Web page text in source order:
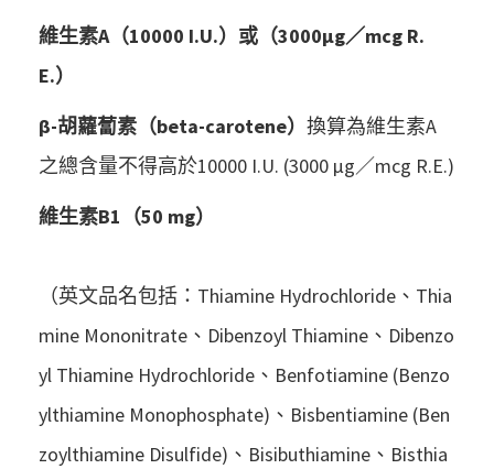
維生素A（10000 I.U.）或（3000μg／mcg R.
E.）
β-胡蘿蔔素（beta-carotene） 換算為維生素A
之總含量不得高於10000 I.U. (3000 μg／mcg R.E.)
維生素B1（50 mg）
（英文品名包括：Thiamine Hydrochloride、Thia
mine Mononitrate、Dibenzoyl Thiamine、Dibenzo
yl Thiamine Hydrochloride、Benfotiamine (Benzo
ylthiamine Monophosphate)、Bisbentiamine (Ben
zoylthiamine Disulfide)、Bisibuthiamine、Bisthia